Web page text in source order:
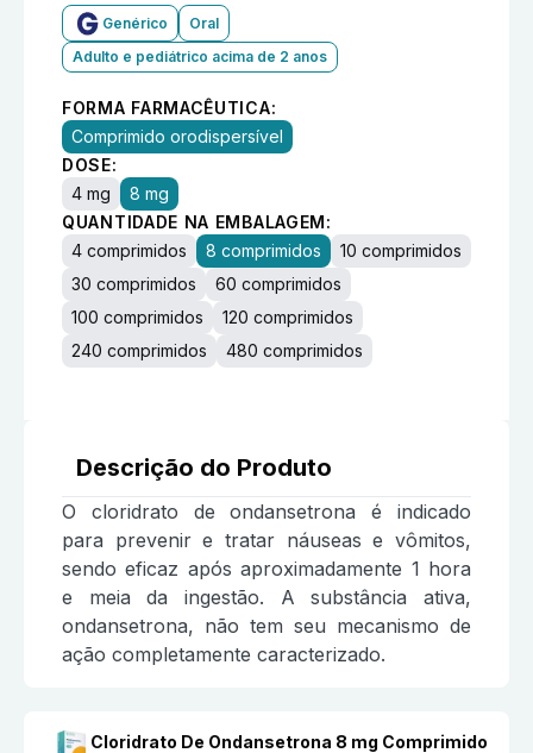
Genérico
Oral
Adulto e pediátrico acima de 2 anos
FORMA FARMACÊUTICA:
Comprimido orodispersível
DOSE:
4 mg
8 mg
QUANTIDADE NA EMBALAGEM:
4 comprimidos
8 comprimidos
10 comprimidos
30 comprimidos
60 comprimidos
100 comprimidos
120 comprimidos
240 comprimidos
480 comprimidos
Descrição do Produto
O cloridrato de ondansetrona é indicado
para prevenir e tratar náuseas e vômitos,
sendo eficaz após aproximadamente 1 hora
e meia da ingestão. A substância ativa,
ondansetrona, não tem seu mecanismo de
ação completamente caracterizado.
Cloridrato De Ondansetrona 8 mg Comprimido